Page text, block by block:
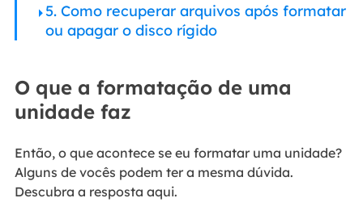
5. Como recuperar arquivos após formatar
ou apagar o disco rígido
O que a formatação de uma
unidade faz
Então, o que acontece se eu formatar uma unidade?
Alguns de vocês podem ter a mesma dúvida.
Descubra a resposta aqui.